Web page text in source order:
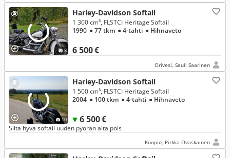
8
Harley-Davidson Softail
6 500 €
1 300 cm³, FLSTCI Heritage Softail
1990 ● 77 tkm ● 4-tahti ● Hihnaveto
Orivesi, Sauli Saarinen
10
Harley-Davidson Softail
6 500 €
1 500 cm³, FLSTCI Heritage Softail
2004 ● 100 tkm ● 4-tahti ● Hihnaveto
Siitä hyvä softail uuden pyörän alta pois
Kuopio, Pirkka Ovaskainen